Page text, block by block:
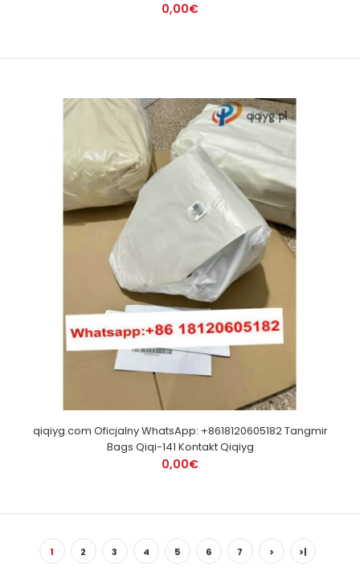
0,00€
qiqiyg.com Oficjalny WhatsApp: +8618120605182 Tangmir
Bags Qiqi-141 Kontakt Qiqiyg
0,00€
1 2 3 4 5 6 7 > >|